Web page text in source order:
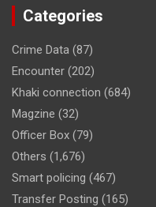
Categories
Crime Data (87)
Encounter (202)
Khaki connection (684)
Magzine (32)
Officer Box (79)
Others (1,676)
Smart policing (467)
Transfer Posting (165)